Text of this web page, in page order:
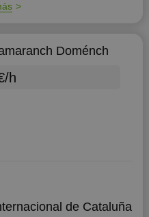
Doménch
h
de Cataluña